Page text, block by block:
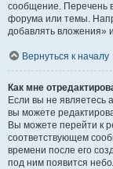
сообщение. Перечень
форума или темы.
добавлять вложения»
Вернуться к началу
Как мне
Если вы не
вы можете
Вы можете перейти к
соответствующем
времени после его
под ним появится